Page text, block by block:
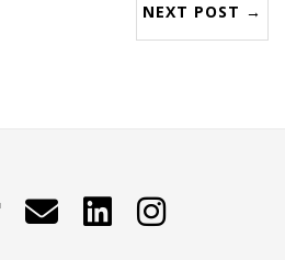
NEXT POST →
TikTok Contattami LinkedIn